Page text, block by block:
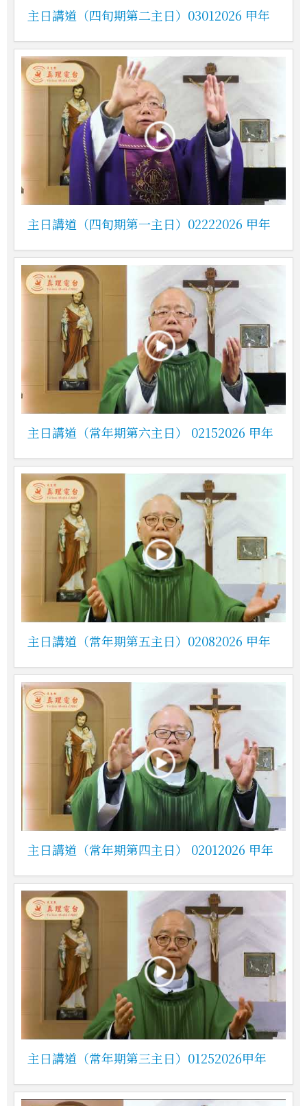
主日講道（四旬期第二主日）03012026 甲年
主日講道（四旬期第一主日）02222026 甲年
主日講道（常年期第六主日） 02152026 甲年
主日講道（常年期第五主日）02082026 甲年
主日講道（常年期第四主日） 02012026 甲年
主日講道（常年期第三主日）01252026甲年